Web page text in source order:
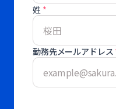
姓 *
勤務先メールアドレス